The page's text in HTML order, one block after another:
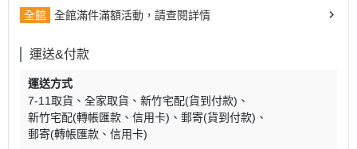
全館 全館滿件滿額活動，請查閱詳情
運送&付款
運送方式
7-11取貨
全家取貨
新竹宅配(貨到付款)
新竹宅配(轉帳匯款、信用卡)
郵寄(貨到付款)
郵寄(轉帳匯款、信用卡)